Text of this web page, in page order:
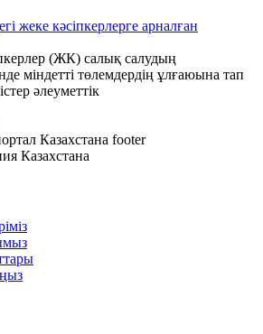
жеке кәсіпкерлерге арналған
(ЖК) салық салудың
міндетті төлемдердің ұлғаюына тап
әлеуметтік
Казахстана